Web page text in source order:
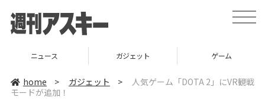
t
o
v
ニュース ガジェット ゲーム
home > ガジェット >
人気ゲーム「DOTA 2」にVR観戦
モードが追加！